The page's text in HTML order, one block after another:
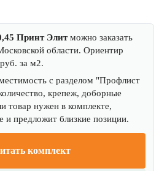
Принт Элитможно заказать
области. Ориентир
за м2.
с разделом "Профлист
крепеж, доборные
товар нужен в комплекте,
и предложит близкие позиции.
комплект